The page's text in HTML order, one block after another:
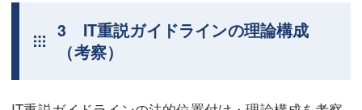
3 IT重説ガイドラインの理論構成
（考察）